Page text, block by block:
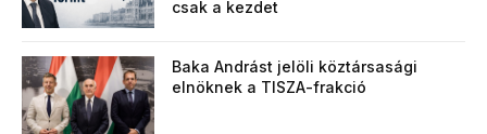
csak a kezdet
Baka Andrást jelöli köztársasági
elnöknek a TISZA-frakció